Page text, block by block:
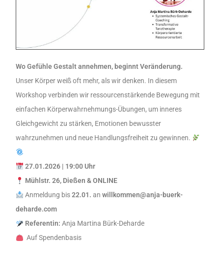
Wo Gefühle Gestalt annehmen, beginnt Veränderung.
Unser Körper weiß oft mehr, als wir denken. In diesem
Workshop verbinden wir ressourcenstärkende Bewegung mit
einfachen Körperwahrnehmungs-Übungen, um inneres
Gleichgewicht zu stärken, Emotionen bewusster
wahrzunehmen und neue Handlungsfreiheit zu gewinnen.
27.01.2026 | 19:00 Uhr
Mühlstr. 26, Dießen & ONLINE
Anmeldung bis22.01. anwillkommen@anja-buerk-
deharde.com
Referentin: Anja Martina Bürk-Deharde
Auf Spendenbasis